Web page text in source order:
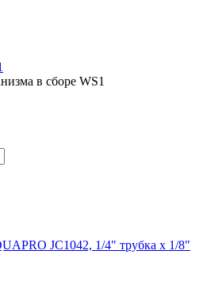
в сборе WS1